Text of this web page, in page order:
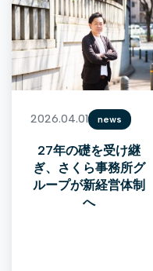
2026.04.01 news
27年の礎を受け継
ぎ、さくら事務所グ
ループが新経営体制
へ